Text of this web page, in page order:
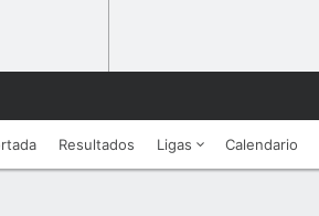
Resultados Ligas Calendario